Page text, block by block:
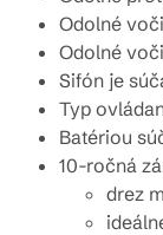
Odolné
Odolné
Sifón je
Typ
Batériou
10-ročná
drez